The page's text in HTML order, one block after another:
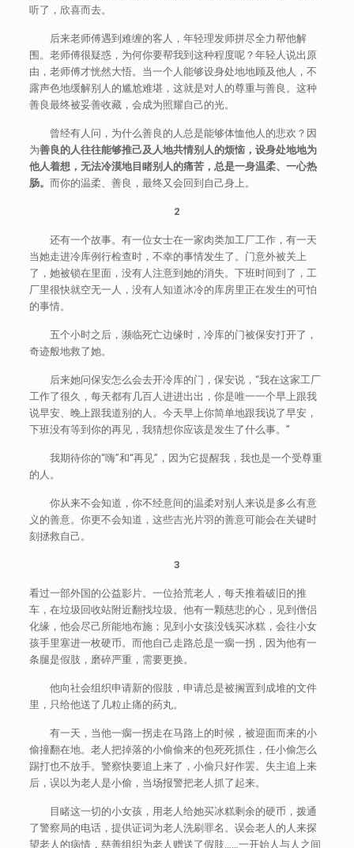
听了，欣喜而去。
后来老师傅遇到难缠的客人，年轻理发师拼尽全力帮他解
围。老师傅很疑惑，为何你要帮我到这种程度呢？年轻人说出原
由，老师傅才恍然大悟。当一个人能够设身处地地顾及他人，不
露声色地缓解别人的尴尬难堪，这就是对人的尊重与善良。这种
善良最终被妥善收藏，会成为照耀自己的光。
曾经有人问，为什么善良的人总是能够体恤他人的悲欢？因
为善良的人往往能够推己及人地共情别人的烦恼，设身处地地为
他人着想，无法冷漠地目睹别人的痛苦，总是一身温柔、一心热
肠。 而你的温柔、善良，最终又会回到自己身上。
2
还有一个故事。有一位女士在一家肉类加工厂工作，有一天
当她走进冷库例行检查时，不幸的事情发生了。门意外被关上
了，她被锁在里面，没有人注意到她的消失。下班时间到了，工
厂里很快就空无一人，没有人知道冰冷的库房里正在发生的可怕
的事情。
五个小时之后，濒临死亡边缘时，冷库的门被保安打开了，
奇迹般地救了她。
后来她问保安怎么会去开冷库的门，保安说，“我在这家工厂
工作了很久，每天都有几百人进进出出，你是唯一一个早上跟我
说早安、晚上跟我道别的人。今天早上你简单地跟我说了早安，
下班没有等到你的再见，我猜想你应该是发生了什么事。”
我期待你的“嗨”和“再见”，因为它提醒我，我也是一个受尊重
的人。
你从来不会知道，你不经意间的温柔对别人来说是多么有意
义的善意。你更不会知道，这些吉光片羽的善意可能会在关键时
刻拯救自己。
3
看过一部外国的公益影片。一位拾荒老人，每天推着破旧的推
车，在垃圾回收站附近翻找垃圾。他有一颗慈悲的心，见到僧侣
化缘，他会尽己所能地布施；见到小女孩没钱买冰糕，会往小女
孩手里塞进一枚硬币。而他自己走路总是一瘸一拐，因为他有一
条腿是假肢，磨碎严重，需要更换。
他向社会组织申请新的假肢，申请总是被搁置到成堆的文件
里，只给他送了几粒止痛的药丸。
有一天，当他一瘸一拐走在马路上的时候，被迎面而来的小
偷撞翻在地。老人把掉落的小偷偷来的包死死抓住，任小偷怎么
踢打也不放手。警察快要追上来了，小偷只好作罢。失主追上来
后，误以为老人是小偷，当场报警把老人抓了起来。
目睹这一切的小女孩，用老人给她买冰糕剩余的硬币，拨通
了警察局的电话，提供证词为老人洗刷罪名。误会老人的人来探
望老人的病情，慈善组织为老人赠送了假肢……一开始人与人之间